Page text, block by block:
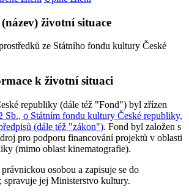
životní situace
ze Státního fondu kultury České
k životní situaci
republiky (dále též "Fond") byl zřízen
Sb., o Státním fondu kultury České republiky,
(dále též "zákon"). Fond byl založen s
pro podporu financování projektů v oblasti
(mimo oblast kinematografie).
osobou a zapisuje se do
spravuje jej Ministerstvo kultury.